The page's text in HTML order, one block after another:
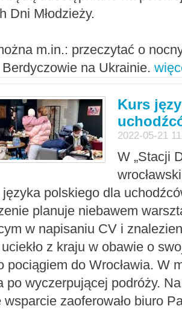
Dni Młodzieży.
m.in.: przeczytać o
Berdyczowie na Ukrainie.
Kurs
2022-05-21
W „Stacji
języka polskiego dla
planuje niebawem
w napisaniu CV i
z kraju w obawie o
pociągiem do Wrocławia. W
po wyczerpującej podróży.
zaoferowało biuro